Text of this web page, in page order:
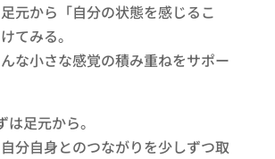
元から「自分の状態を感じるこ
てみる。
な小さな感覚の積み重ねをサポー
足元から。
分自身とのつながりを少しずつ取